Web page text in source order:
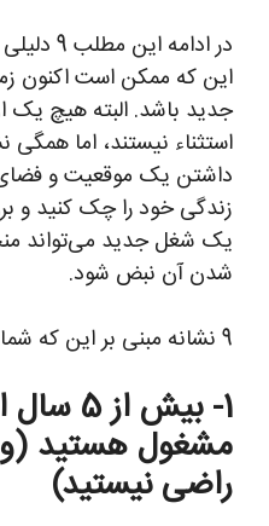
در
این که ممکن است اکنون
جدید باشد. البته هیچ یک
استثناء نیستند، اما همگی
داشتن یک موقعیت و
زندگی خود را چک کنید و
یک شغل جدید می‌تواند
شدن آن نبض شود.
9 نشانه مبنی بر این که شما باید شغل خود را ترک کنید.
1- بیش
مشغول هستید
راضی نیستید)